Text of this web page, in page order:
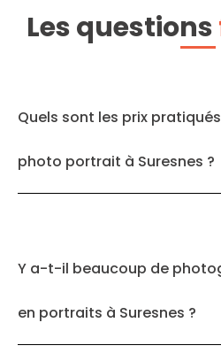
Les questions
Quels sont les prix
photo portrait à Suresnes ?
Y a-t-il beaucoup de
en portraits à Suresnes ?